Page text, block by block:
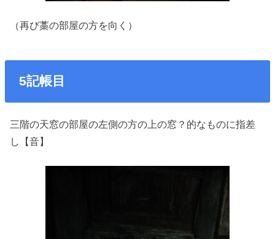
（再び藁の部屋の方を向く）
5記帳目
三階の天窓の部屋の左側の方の上の窓？的なものに指差
し【音】